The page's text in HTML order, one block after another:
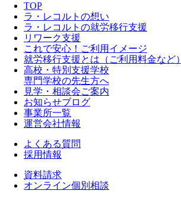
TOP
ラ・レコルトの想い
ラ・レコルトの就労移行支援
リワーク支援
これで安心！ご利用イメージ
就労移行支援とは（ご利用料金など）
高校・特別支援学校
専門学校の先生方へ
見学・相談会ご案内
お知らせブログ
事業所一覧
運営会社情報
よくある質問
採用情報
資料請求
オンライン個別相談